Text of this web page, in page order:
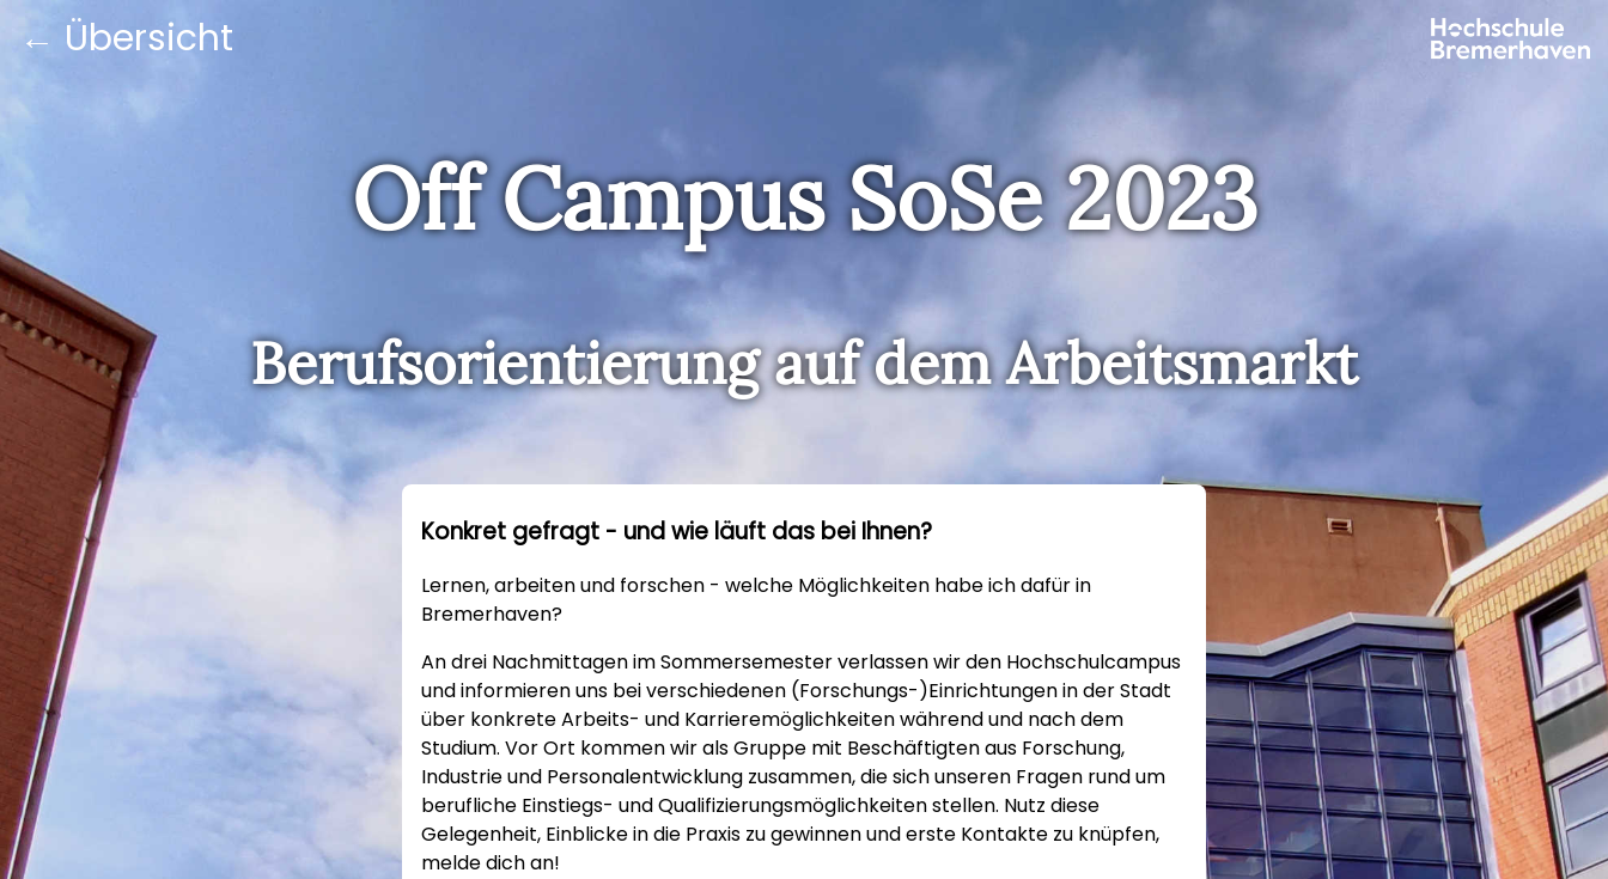
← Übersicht
Off Campus SoSe 2023
Berufsorientierung auf dem Arbeitsmarkt
Konkret gefragt - und wie läuft das bei Ihnen?
Lernen, arbeiten und forschen - welche Möglichkeiten habe ich dafür in
Bremerhaven?
An drei Nachmittagen im Sommersemester verlassen wir den Hochschulcampus
und informieren uns bei verschiedenen (Forschungs-)Einrichtungen in der Stadt
über konkrete Arbeits- und Karrieremöglichkeiten während und nach dem
Studium. Vor Ort kommen wir als Gruppe mit Beschäftigten aus Forschung,
Industrie und Personalentwicklung zusammen, die sich unseren Fragen rund um
berufliche Einstiegs- und Qualifizierungsmöglichkeiten stellen. Nutz diese
Gelegenheit, Einblicke in die Praxis zu gewinnen und erste Kontakte zu knüpfen,
melde dich an!